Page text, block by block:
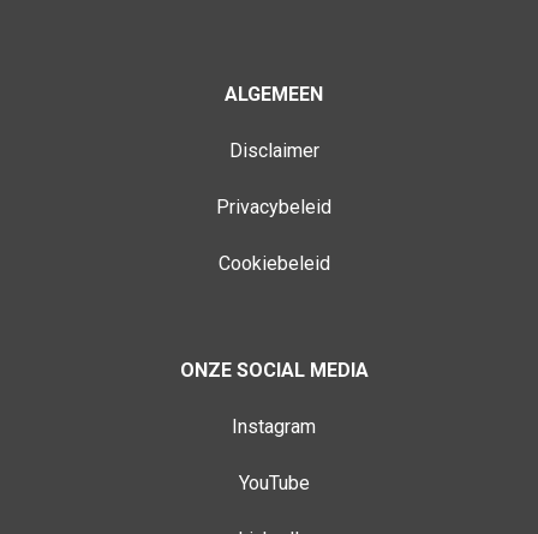
ALGEMEEN
Disclaimer
Privacybeleid
Cookiebeleid
ONZE SOCIAL MEDIA
Instagram
YouTube